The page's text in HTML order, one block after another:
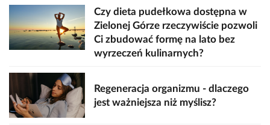
Czy dieta pudełkowa dostępna w
Zielonej Górze rzeczywiście pozwoli
Ci zbudować formę na lato bez
wyrzeczeń kulinarnych?
Regeneracja organizmu - dlaczego
jest ważniejsza niż myślisz?